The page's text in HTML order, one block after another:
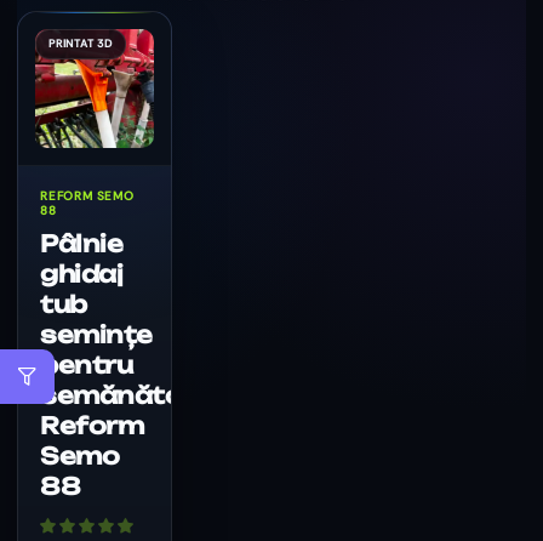
REFORM SEMO
88
Pâlnie
ghidaj
tub
semințe
pentru
semănătoare
Reform
Semo
88